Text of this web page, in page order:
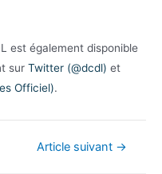
est également disponible
sur Twitter (@dcdl) et
Officiel).
Article suivant →